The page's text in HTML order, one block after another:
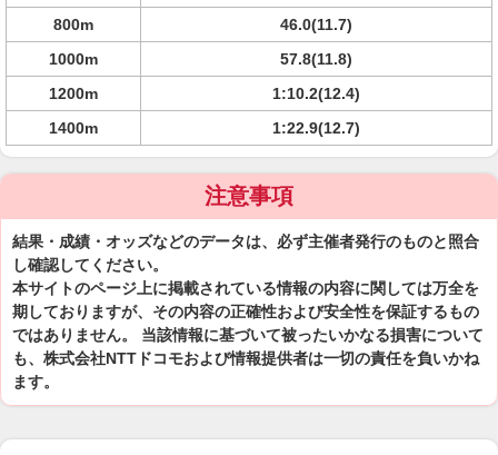
800m
46.0(11.7)
1000m
57.8(11.8)
1200m
1:10.2(12.4)
1400m
1:22.9(12.7)
注意事項
結果・成績・オッズなどのデータは、必ず主催者発行のものと照合
し確認してください。
本サイトのページ上に掲載されている情報の内容に関しては万全を
期しておりますが、その内容の正確性および安全性を保証するもの
ではありません。 当該情報に基づいて被ったいかなる損害について
も、株式会社NTTドコモおよび情報提供者は一切の責任を負いかね
ます。